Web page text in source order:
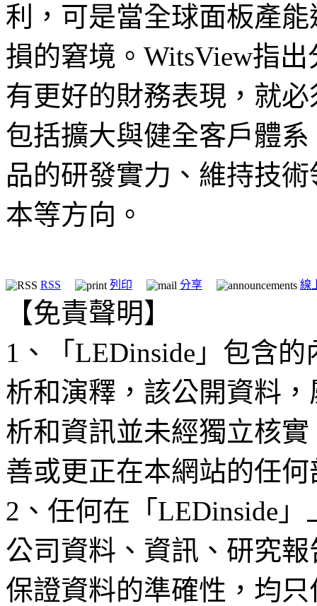
利，可是當全球面板產
損的窘境。WitsView指出
有更好的財務表現，就
包括擴大與健全客戶體
品的研發實力、維持技
本等方向。
RSS 列印 分享 線
【免責聲明】
1、「LEDinside」包含
析和演釋，該公開資料
析和資訊並未經獨立核
善或更正在本網站的任
2、任何在「LEDinside
公司資料、資訊、研究
保證資料的準確性，均